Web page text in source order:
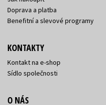
Doprava a platba
Benefitní a slevové programy
KONTAKTY
Kontakt na e-shop
Sídlo společnosti
O NÁS